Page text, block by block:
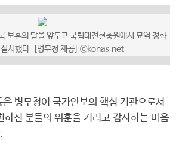
보훈의 달을 앞두고 국립대전현충원에서 묘역 정화
실시했다. [병무청 제공] ⓒkonas.net
병무청이 국가안보의 핵심 기관으로서
하신 분들의 위훈을 기리고 감사하는 마음